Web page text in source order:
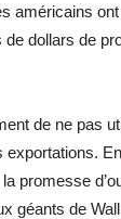
américains
dollars de
de ne pas
exportations.
promesse
géants de